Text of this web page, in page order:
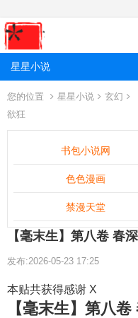
星星小说
您的位置 星星小说 玄幻
欲狂
书包小说网
色色漫画
禁漫天堂
【毫末生】第八卷 春
发布:2026-05-23 17:25
本贴共获得感谢 X
【毫末生】第八